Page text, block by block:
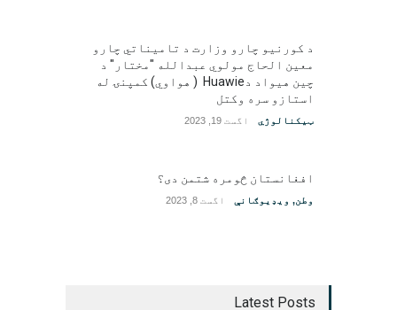
د کورنیو چارو وزارت د تامیناتي چارو
معین الحاج مولوي عبدالله "مختار" د
چین هیواد دHuawie ( هواوي) کمپنۍ له
استازو سره وکتل
ټیکنالوژي اگست 19, 2023
افغانستان څومره شتمن دی؟
وطن, ویډیوګانې اگست 8, 2023
Latest Posts